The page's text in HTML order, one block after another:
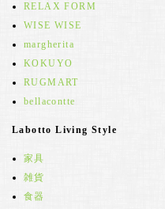
RELAX FORM
WISE WISE
margherita
KOKUYO
RUGMART
bellacontte
Labotto Living Style
家具
雑貨
食器